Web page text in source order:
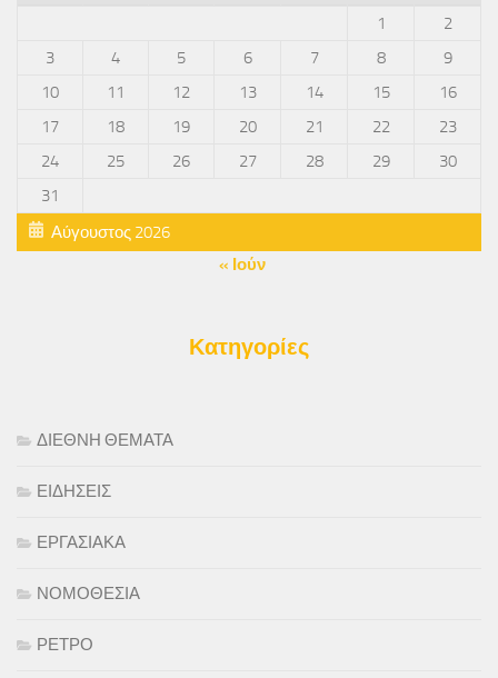
Αύγουστος 2026
1
2
3
4 5 6 7 8
9
10
11 12 13 14 15
16
17
18 19 20 21 22
23
24
25 26 27 28 29
30
31
« Ιούν
Κατηγορίες
ΔΙΕΘΝΗ ΘΕΜΑΤΑ
ΕΙΔΗΣΕΙΣ
ΕΡΓΑΣΙΑΚΑ
ΝΟΜΟΘΕΣΙΑ
ΡΕΤΡΟ